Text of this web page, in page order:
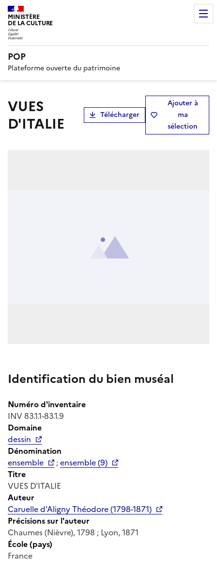
MINISTÈRE
DE LA CULTURE
POP
Plateforme ouverte du patrimoine
VUES
D'ITALIE
Télécharger
Ajouter à
ma
sélection
Identification du bien muséal
Numéro d'inventaire
INV 83.1.1-83.1.9
Domaine
dessin
Dénomination
ensemble
;ensemble (9)
Titre
VUES D'ITALIE
Auteur
Caruelle d'Aligny Théodore (1798-1871)
Précisions sur l'auteur
Chaumes (Nièvre), 1798 ; Lyon, 1871
École (pays)
France